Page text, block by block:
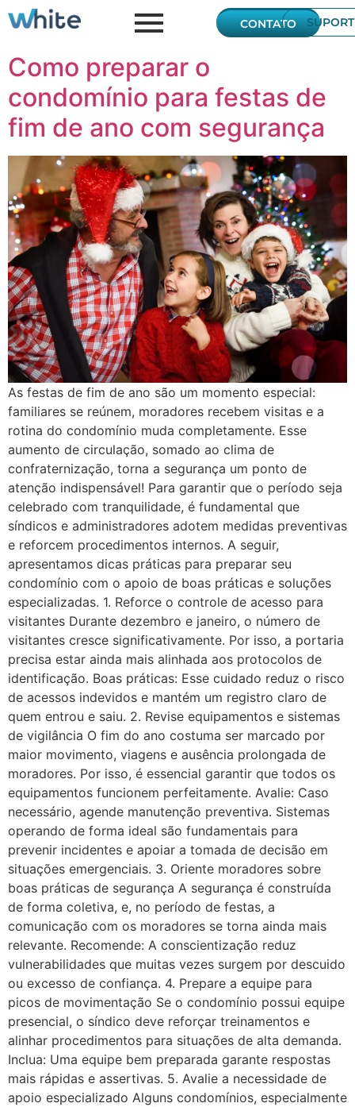
CONTATO
Como preparar o
condomínio para festas de
fim de ano com segurança
As festas de fim de ano são um momento especial:
familiares se reúnem, moradores recebem visitas e a
rotina do condomínio muda completamente. Esse
aumento de circulação, somado ao clima de
confraternização, torna a segurança um ponto de
atenção indispensável! Para garantir que o período seja
celebrado com tranquilidade, é fundamental que
síndicos e administradores adotem medidas preventivas
e reforcem procedimentos internos. A seguir,
apresentamos dicas práticas para preparar seu
condomínio com o apoio de boas práticas e soluções
especializadas. 1. Reforce o controle de acesso para
visitantes Durante dezembro e janeiro, o número de
visitantes cresce significativamente. Por isso, a portaria
precisa estar ainda mais alinhada aos protocolos de
identificação. Boas práticas: Esse cuidado reduz o risco
de acessos indevidos e mantém um registro claro de
quem entrou e saiu. 2. Revise equipamentos e sistemas
de vigilância O fim do ano costuma ser marcado por
maior movimento, viagens e ausência prolongada de
moradores. Por isso, é essencial garantir que todos os
equipamentos funcionem perfeitamente. Avalie: Caso
necessário, agende manutenção preventiva. Sistemas
operando de forma ideal são fundamentais para
prevenir incidentes e apoiar a tomada de decisão em
situações emergenciais. 3. Oriente moradores sobre
boas práticas de segurança A segurança é construída
de forma coletiva, e, no período de festas, a
comunicação com os moradores se torna ainda mais
relevante. Recomende: A conscientização reduz
vulnerabilidades que muitas vezes surgem por descuido
ou excesso de confiança. 4. Prepare a equipe para
picos de movimentação Se o condomínio possui equipe
presencial, o síndico deve reforçar treinamentos e
alinhar procedimentos para situações de alta demanda.
Inclua: Uma equipe bem preparada garante respostas
mais rápidas e assertivas. 5. Avalie a necessidade de
apoio especializado Alguns condomínios, especialmente